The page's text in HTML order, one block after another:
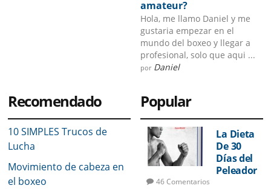
amateur?
Hola, me llamo Daniel y me
gustaria empezar en el
mundo del boxeo y llegar a
profesional, solo que aqui ...
por Daniel
Recomendado
10 SIMPLES Trucos de
Lucha
Movimiento de cabeza en
el boxeo
Popular
La Dieta
De 30
Días del
Peleador
46 Comentarios